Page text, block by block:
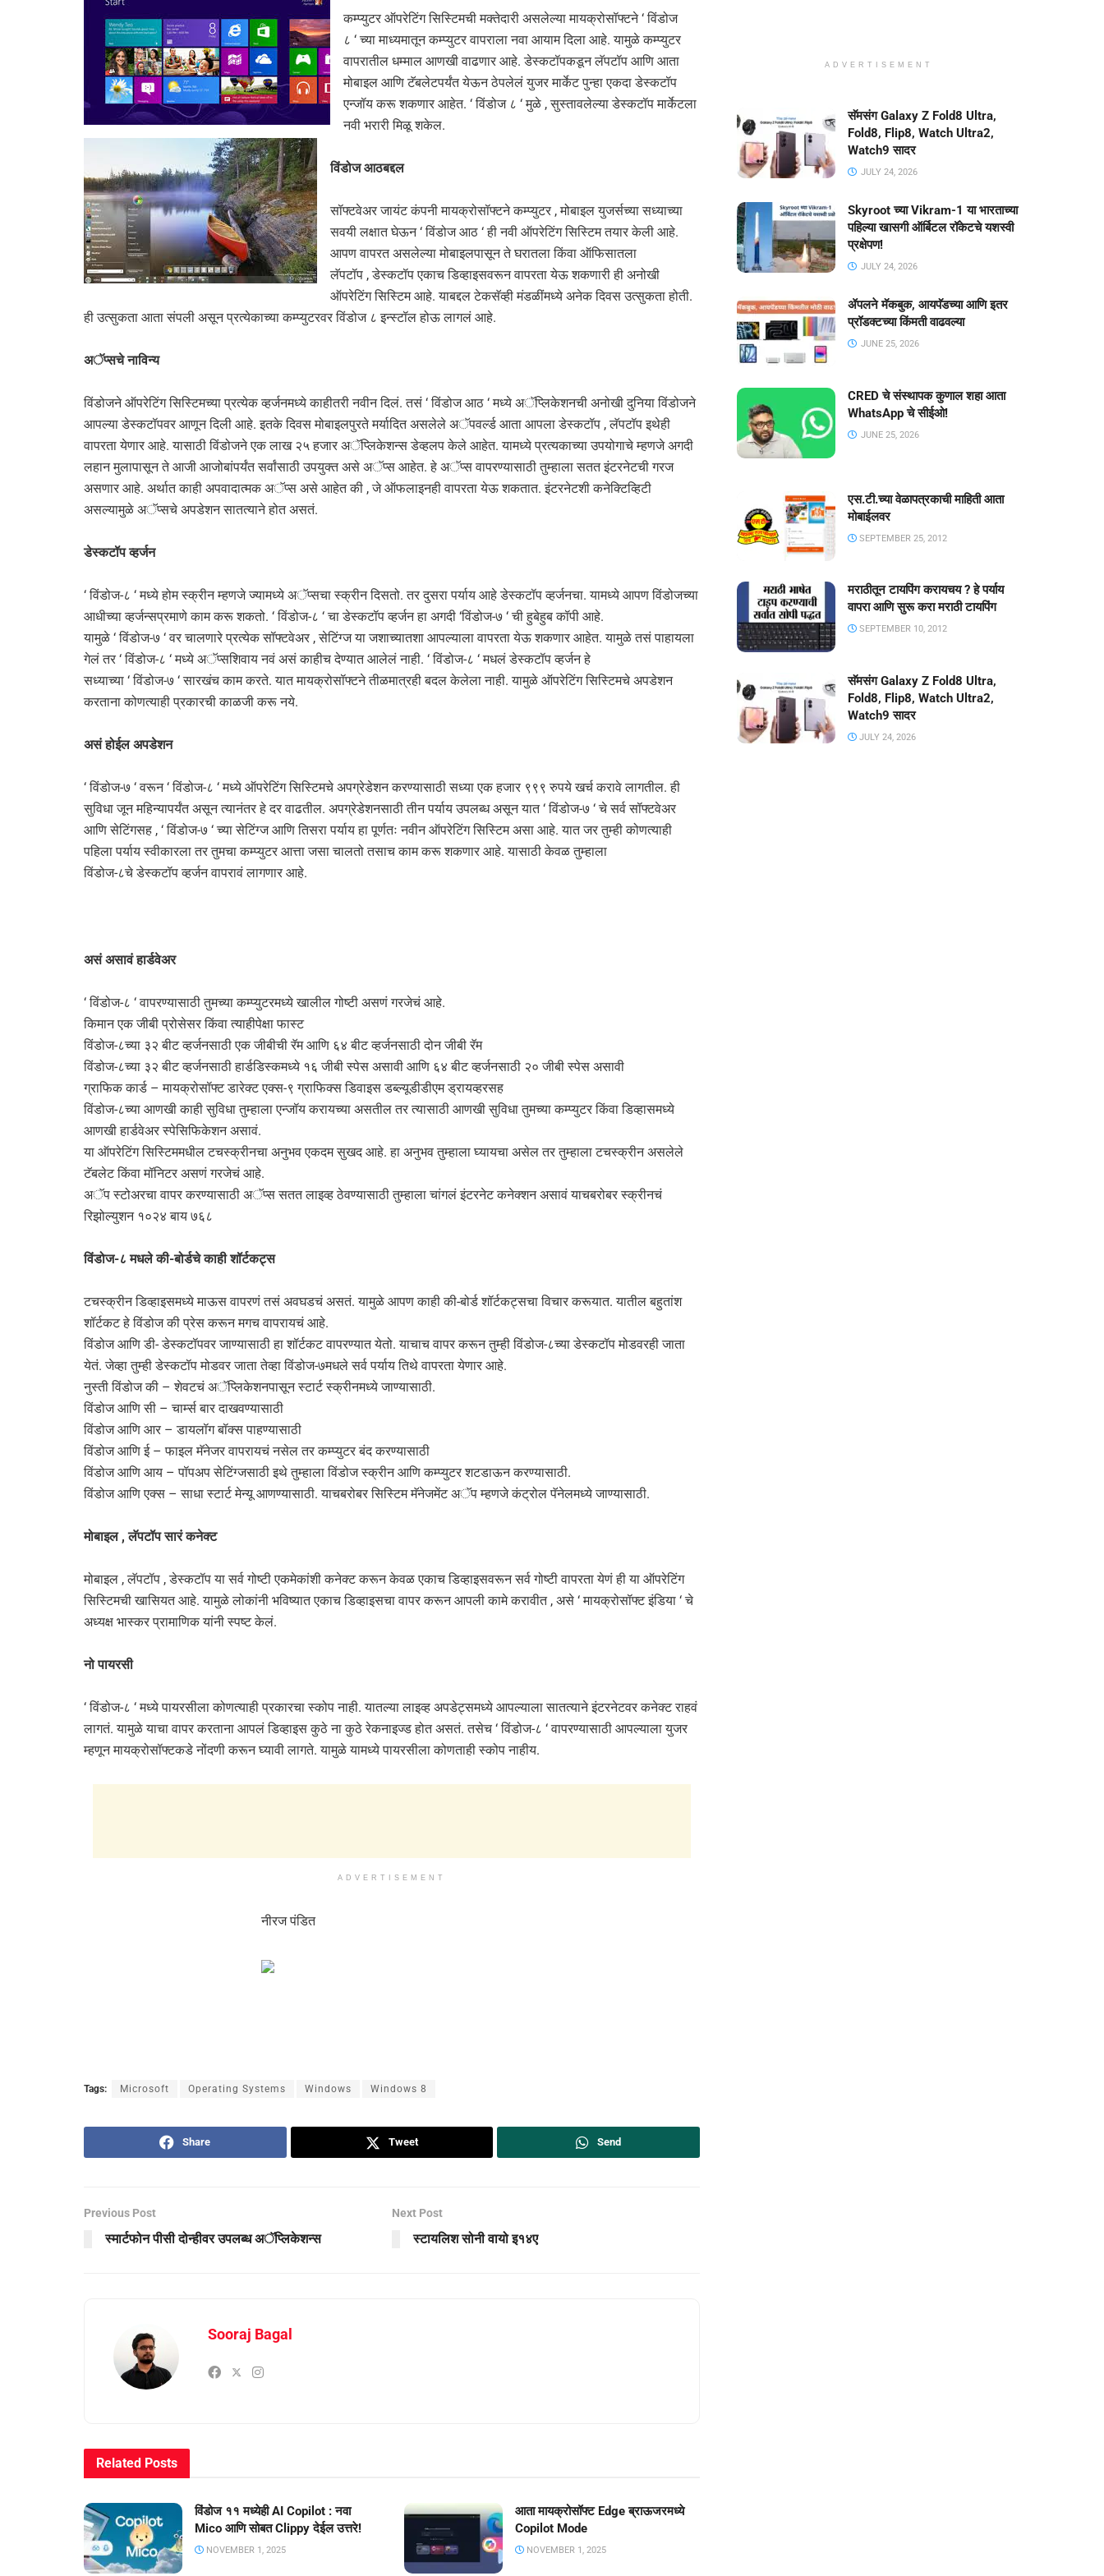
कम्प्युटर ऑपरेटिंग सिस्टिमची मक्तेदारी असलेल्या मायक्रोसॉफ्टने ‘ विंडोज
८ ‘ च्या माध्यमातून कम्प्युटर वापराला नवा आयाम दिला आहे. यामुळे कम्प्युटर
वापरातील धम्माल आणखी वाढणार आहे. डेस्कटॉपकडून लॅपटॉप आणि आता
मोबाइल आणि टॅबलेटपर्यंत येऊन ठेपलेलं युजर मार्केट पुन्हा एकदा डेस्कटॉप
एन्जॉय करू शकणार आहेत. ‘ विंडोज ८ ‘ मुळे , सुस्तावलेल्या डेस्कटॉप मार्केटला
नवी भरारी मिळू शकेल.
विंडोज आठबद्दल
सॉफ्टवेअर जायंट कंपनी मायक्रोसॉफ्टने कम्प्युटर , मोबाइल युजर्सच्या सध्याच्या
सवयी लक्षात घेऊन ‘ विंडोज आठ ‘ ही नवी ऑपरेटिंग सिस्टिम तयार केली आहे.
आपण वापरत असलेल्या मोबाइलपासून ते घरातला किंवा ऑफिसातला
लॅपटॉप , डेस्कटॉप एकाच डिव्हाइसवरून वापरता येऊ शकणारी ही अनोखी
ऑपरेटिंग सिस्टिम आहे. याबद्दल टेकसॅव्ही मंडळींमध्ये अनेक दिवस उत्सुकता होती.
ही उत्सुकता आता संपली असून प्रत्येकाच्या कम्प्युटरवर विंडोज ८ इन्स्टॉल होऊ लागलं आहे.
अॅप्सचे नाविन्य
विंडोजने ऑपरेटिंग सिस्टिमच्या प्रत्येक व्हर्जनमध्ये काहीतरी नवीन दिलं. तसं ‘ विंडोज आठ ‘ मध्ये अॅप्लिकेशनची अनोखी दुनिया विंडोजने
आपल्या डेस्कटॉपवर आणून दिली आहे. इतके दिवस मोबाइलपुरते मर्यादित असलेले अॅपवर्ल्ड आता आपला डेस्कटॉप , लॅपटॉप इथेही
वापरता येणार आहे. यासाठी विंडोजने एक लाख २५ हजार अॅप्लिकेशन्स डेव्हलप केले आहेत. यामध्ये प्रत्यकाच्या उपयोगाचे म्हणजे अगदी
लहान मुलापासून ते आजी आजोबांपर्यंत सर्वांसाठी उपयुक्त असे अॅप्स आहेत. हे अॅप्स वापरण्यासाठी तुम्हाला सतत इंटरनेटची गरज
असणार आहे. अर्थात काही अपवादात्मक अॅप्स असे आहेत की , जे ऑफलाइनही वापरता येऊ शकतात. इंटरनेटशी कनेक्टिव्हिटी
असल्यामुळे अॅप्सचे अपडेशन सातत्याने होत असतं.
डेस्कटॉप व्हर्जन
‘ विंडोज-८ ‘ मध्ये होम स्क्रीन म्हणजे ज्यामध्ये अॅप्सचा स्क्रीन दिसतो. तर दुसरा पर्याय आहे डेस्कटॉप व्हर्जनचा. यामध्ये आपण विंडोजच्या
आधीच्या व्हर्जन्सप्रमाणे काम करू शकतो. ‘ विंडोज-८ ‘ चा डेस्कटॉप व्हर्जन हा अगदी ‘विंडोज-७ ‘ ची हुबेहुब कॉपी आहे.
यामुळे ‘ विंडोज-७ ‘ वर चालणारे प्रत्येक सॉफ्टवेअर , सेटिंग्ज या जशाच्यातशा आपल्याला वापरता येऊ शकणार आहेत. यामुळे तसं पाहायला
गेलं तर ‘ विंडोज-८ ‘ मध्ये अॅप्सशिवाय नवं असं काहीच देण्यात आलेलं नाही. ‘ विंडोज-८ ‘ मधलं डेस्कटॉप व्हर्जन हे
सध्याच्या ‘ विंडोज-७ ‘ सारखंच काम करते. यात मायक्रोसॉफ्टने तीळमात्रही बदल केलेला नाही. यामुळे ऑपरेटिंग सिस्टिमचे अपडेशन
करताना कोणत्याही प्रकारची काळजी करू नये.
असं होईल अपडेशन
‘ विंडोज-७ ‘ वरून ‘ विंडोज-८ ‘ मध्ये ऑपरेटिंग सिस्टिमचे अपग्रेडेशन करण्यासाठी सध्या एक हजार ९९९ रुपये खर्च करावे लागतील. ही
सुविधा जून महिन्यापर्यंत असून त्यानंतर हे दर वाढतील. अपग्रेडेशनसाठी तीन पर्याय उपलब्ध असून यात ‘ विंडोज-७ ‘ चे सर्व सॉफ्टवेअर
आणि सेटिंगसह , ‘ विंडोज-७ ‘ च्या सेटिंग्ज आणि तिसरा पर्याय हा पूर्णतः नवीन ऑपरेटिंग सिस्टिम असा आहे. यात जर तुम्ही कोणत्याही
पहिला पर्याय स्वीकारला तर तुमचा कम्प्युटर आत्ता जसा चालतो तसाच काम करू शकणार आहे. यासाठी केवळ तुम्हाला
विंडोज-८चे डेस्कटॉप व्हर्जन वापरावं लागणार आहे.
असं असावं हार्डवेअर
‘ विंडोज-८ ‘ वापरण्यासाठी तुमच्या कम्प्युटरमध्ये खालील गोष्टी असणं गरजेचं आहे.
किमान एक जीबी प्रोसेसर किंवा त्याहीपेक्षा फास्ट
विंडोज-८च्या ३२ बीट व्हर्जनसाठी एक जीबीची रॅम आणि ६४ बीट व्हर्जनसाठी दोन जीबी रॅम
विंडोज-८च्या ३२ बीट व्हर्जनसाठी हार्डडिस्कमध्ये १६ जीबी स्पेस असावी आणि ६४ बीट व्हर्जनसाठी २० जीबी स्पेस असावी
ग्राफिक कार्ड – मायक्रोसॉफ्ट डारेक्ट एक्स-९ ग्राफिक्स डिवाइस डब्ल्यूडीडीएम ड्रायव्हरसह
विंडोज-८च्या आणखी काही सुविधा तुम्हाला एन्जॉय करायच्या असतील तर त्यासाठी आणखी सुविधा तुमच्या कम्प्युटर किंवा डिव्हासमध्ये
आणखी हार्डवेअर स्पेसिफिकेशन असावं.
या ऑपरेटिंग सिस्टिममधील टचस्क्रीनचा अनुभव एकदम सुखद आहे. हा अनुभव तुम्हाला घ्यायचा असेल तर तुम्हाला टचस्क्रीन असलेले
टॅबलेट किंवा मॉनिटर असणं गरजेचं आहे.
अॅप स्टोअरचा वापर करण्यासाठी अॅप्स सतत लाइव्ह ठेवण्यासाठी तुम्हाला चांगलं इंटरनेट कनेक्शन असावं याचबरोबर स्क्रीनचं
रिझोल्युशन १०२४ बाय ७६८
विंडोज-८ मधले की-बोर्डचे काही शॉर्टकट्स
टचस्क्रीन डिव्हाइसमध्ये माऊस वापरणं तसं अवघडचं असतं. यामुळे आपण काही की-बोर्ड शॉर्टकट्सचा विचार करूयात. यातील बहुतांश
शॉर्टकट हे विंडोज की प्रेस करून मगच वापरायचं आहे.
विंडोज आणि डी- डेस्कटॉपवर जाण्यासाठी हा शॉर्टकट वापरण्यात येतो. याचाच वापर करून तुम्ही विंडोज-८च्या डेस्कटॉप मोडवरही जाता
येतं. जेव्हा तुम्ही डेस्कटॉप मोडवर जाता तेव्हा विंडोज-७मधले सर्व पर्याय तिथे वापरता येणार आहे.
नुस्ती विंडोज की – शेवटचं अॅप्लिकेशनपासून स्टार्ट स्क्रीनमध्ये जाण्यासाठी.
विंडोज आणि सी – चार्म्स बार दाखवण्यासाठी
विंडोज आणि आर – डायलॉग बॉक्स पाहण्यासाठी
विंडोज आणि ई – फाइल मॅनेजर वापरायचं नसेल तर कम्प्युटर बंद करण्यासाठी
विंडोज आणि आय – पॉपअप सेटिंग्जसाठी इथे तुम्हाला विंडोज स्क्रीन आणि कम्प्युटर शटडाऊन करण्यासाठी.
विंडोज आणि एक्स – साधा स्टार्ट मेन्यू आणण्यासाठी. याचबरोबर सिस्टिम मॅनेजमेंट अॅप म्हणजे कंट्रोल पॅनेलमध्ये जाण्यासाठी.
मोबाइल , लॅपटॉप सारं कनेक्ट
मोबाइल , लॅपटॉप , डेस्कटॉप या सर्व गोष्टी एकमेकांशी कनेक्ट करून केवळ एकाच डिव्हाइसवरून सर्व गोष्टी वापरता येणं ही या ऑपरेटिंग
सिस्टिमची खासियत आहे. यामुळे लोकांनी भविष्यात एकाच डिव्हाइसचा वापर करून आपली कामे करावीत , असे ‘ मायक्रोसॉफ्ट इंडिया ‘ चे
अध्यक्ष भास्कर प्रामाणिक यांनी स्पष्ट केलं.
नो पायरसी
‘ विंडोज-८ ‘ मध्ये पायरसीला कोणत्याही प्रकारचा स्कोप नाही. यातल्या लाइव्ह अपडेट्समध्ये आपल्याला सातत्याने इंटरनेटवर कनेक्ट राहवं
लागतं. यामुळे याचा वापर करताना आपलं डिव्हाइस कुठे ना कुठे रेकनाइज्ड होत असतं. तसेच ‘ विंडोज-८ ‘ वापरण्यासाठी आपल्याला युजर
म्हणून मायक्रोसॉफ्टकडे नोंदणी करून घ्यावी लागते. यामुळे यामध्ये पायरसीला कोणताही स्कोप नाहीय.
ADVERTISEMENT
नीरज पंडित
Tags: Microsoft Operating Systems Windows Windows 8
Share Tweet Send
Previous Post
स्मार्टफोन पीसी दोन्हीवर उपलब्ध अॅप्लिकेशन्स
Next Post
स्टायलिश सोनी वायो इ१४ए
Sooraj Bagal
Related Posts
विंडोज ११ मध्येही AI Copilot : नवा
Mico आणि सोबत Clippy देईल उत्तरे!
NOVEMBER 1, 2025
आता मायक्रोसॉफ्ट Edge ब्राऊजरमध्ये
Copilot Mode
NOVEMBER 1, 2025
ADVERTISEMENT
सॅमसंग Galaxy Z Fold8 Ultra,
Fold8, Flip8, Watch Ultra2,
Watch9 सादर
JULY 24, 2026
Skyroot च्या Vikram-1 या भारताच्या
पहिल्या खासगी ऑर्बिटल रॉकेटचे यशस्वी
प्रक्षेपण!
JULY 24, 2026
ॲपलने मॅकबुक, आयपॅडच्या आणि इतर
प्रॉडक्टच्या किंमती वाढवल्या
JUNE 25, 2026
CRED चे संस्थापक कुणाल शहा आता
WhatsApp चे सीईओ!
JUNE 25, 2026
एस.टी.च्या वेळापत्रकाची माहिती आता
मोबाईलवर
SEPTEMBER 25, 2012
मराठीतून टायपिंग करायचय ? हे पर्याय
वापरा आणि सुरू करा मराठी टायपिंग
SEPTEMBER 10, 2012
सॅमसंग Galaxy Z Fold8 Ultra,
Fold8, Flip8, Watch Ultra2,
Watch9 सादर
JULY 24, 2026